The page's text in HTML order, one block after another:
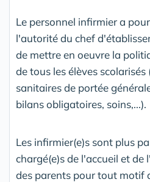
Le personnel infirmier a
l'autorité du chef
de mettre en oeuvre la
de tous les élèves
sanitaires de portée
bilans obligatoires, soins,...).
Les infirmier(e)s sont plus
chargé(e)s de l'accueil et de
des parents pour tout motif